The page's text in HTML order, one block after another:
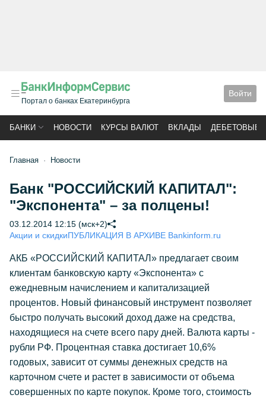
Портал о банках Екатеринбурга
Войти
БАНКИ НОВОСТИ КУРСЫ ВАЛЮТ ВКЛАДЫ ДЕБЕТОВЫЕ
Главная Новости
Банк "РОССИЙСКИЙ КАПИТАЛ":
"Экспонента" – за полцены!
03.12.2014 12:15 (мск+2)
Акции и скидкиПУБЛИКАЦИЯ В АРХИВЕ Bankinform.ru
АКБ «РОССИЙСКИЙ КАПИТАЛ» предлагает своим
клиентам банковскую карту «Экспонента» с
ежедневным начислением и капитализацией
процентов. Новый финансовый инструмент позволяет
быстро получать высокий доход даже на средства,
находящиеся на счете всего пару дней. Валюта карты -
рубли РФ. Процентная ставка достигает 10,6%
годовых, зависит от суммы денежных средств на
карточном счете и растет в зависимости от объема
совершенных по карте покупок. Кроме того, стоимость